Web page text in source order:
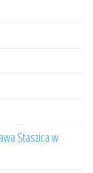
Staszica w